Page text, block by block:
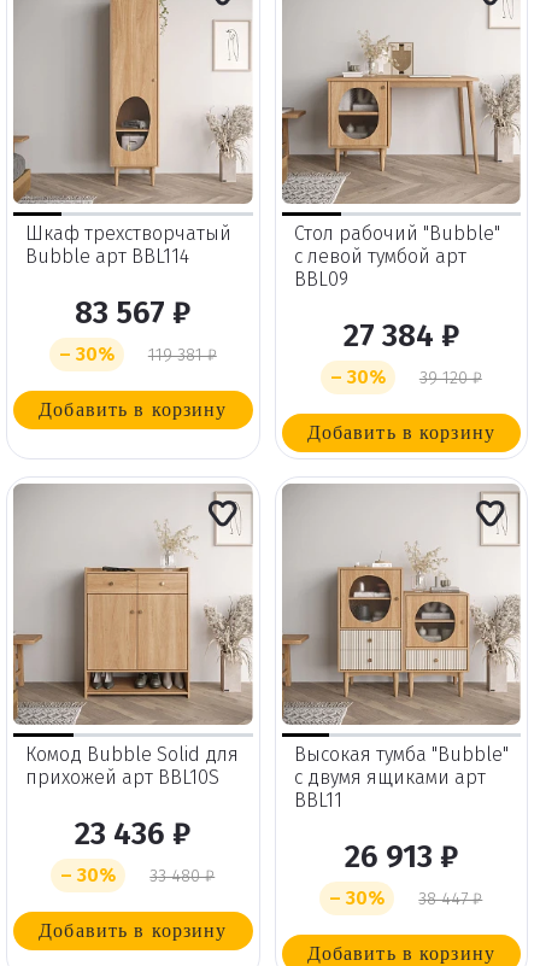
Шкаф трехстворчатый
Bubble арт BBL114
83 567 ₽
– 30% 119 381 ₽
Добавить в корзину
Стол рабочий "Bubble"
с левой тумбой арт
BBL09
27 384 ₽
– 30% 39 120 ₽
Добавить в корзину
Комод Bubble Solid для
прихожей арт BBL10S
23 436 ₽
– 30% 33 480 ₽
Добавить в корзину
Высокая тумба "Bubble"
с двумя ящиками арт
BBL11
26 913 ₽
– 30% 38 447 ₽
Добавить в корзину
Удаление
товаров
Вы точно хотите удалить
товар из корзины?
Удалить